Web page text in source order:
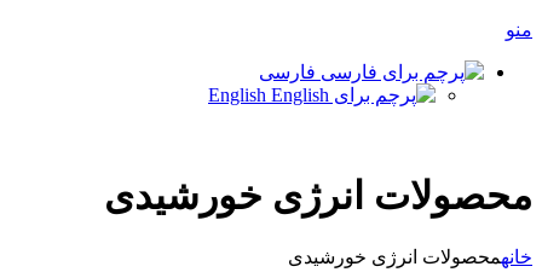
منو
فارسی
English
محصولات انرژی خورشیدی
خانهمحصولات انرژی خورشیدی